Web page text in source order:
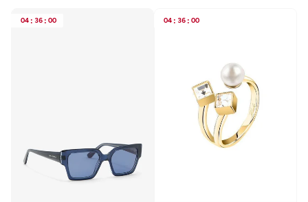
04 : 36 : 00 04 : 36 : 00